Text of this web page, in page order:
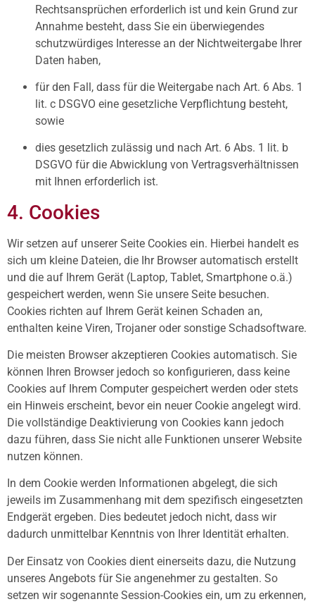
Rechtsansprüchen erforderlich ist und kein Grund zur
Annahme besteht, dass Sie ein überwiegendes
schutzwürdiges Interesse an der Nichtweitergabe Ihrer
Daten haben,
für den Fall, dass für die Weitergabe nach Art. 6 Abs. 1
lit. c DSGVO eine gesetzliche Verpflichtung besteht,
sowie
dies gesetzlich zulässig und nach Art. 6 Abs. 1 lit. b
DSGVO für die Abwicklung von Vertragsverhältnissen
mit Ihnen erforderlich ist.
4. Cookies
Wir setzen auf unserer Seite Cookies ein. Hierbei handelt es
sich um kleine Dateien, die Ihr Browser automatisch erstellt
und die auf Ihrem Gerät (Laptop, Tablet, Smartphone o.ä.)
gespeichert werden, wenn Sie unsere Seite besuchen.
Cookies richten auf Ihrem Gerät keinen Schaden an,
enthalten keine Viren, Trojaner oder sonstige Schadsoftware.
Die meisten Browser akzeptieren Cookies automatisch. Sie
können Ihren Browser jedoch so konfigurieren, dass keine
Cookies auf Ihrem Computer gespeichert werden oder stets
ein Hinweis erscheint, bevor ein neuer Cookie angelegt wird.
Die vollständige Deaktivierung von Cookies kann jedoch
dazu führen, dass Sie nicht alle Funktionen unserer Website
nutzen können.
In dem Cookie werden Informationen abgelegt, die sich
jeweils im Zusammenhang mit dem spezifisch eingesetzten
Endgerät ergeben. Dies bedeutet jedoch nicht, dass wir
dadurch unmittelbar Kenntnis von Ihrer Identität erhalten.
Der Einsatz von Cookies dient einerseits dazu, die Nutzung
unseres Angebots für Sie angenehmer zu gestalten. So
setzen wir sogenannte Session-Cookies ein, um zu erkennen,